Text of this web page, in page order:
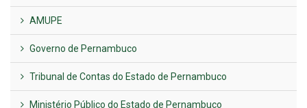
AMUPE
Governo de Pernambuco
Tribunal de Contas do Estado de Pernambuco
Ministério Público do Estado de Pernambuco